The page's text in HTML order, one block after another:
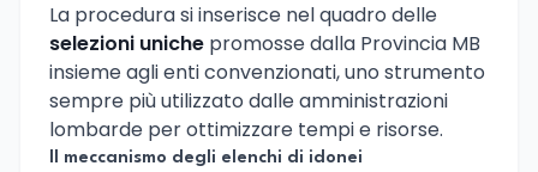
La procedura si inserisce nel quadro delle
selezioni uniche promosse dalla Provincia MB
insieme agli enti convenzionati, uno strumento
sempre più utilizzato dalle amministrazioni
lombarde per ottimizzare tempi e risorse.
Il meccanismo degli elenchi di idonei